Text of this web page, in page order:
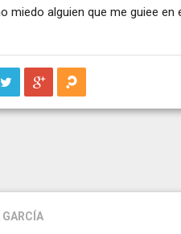
miedo alguien que me guiee en
GARCÍA